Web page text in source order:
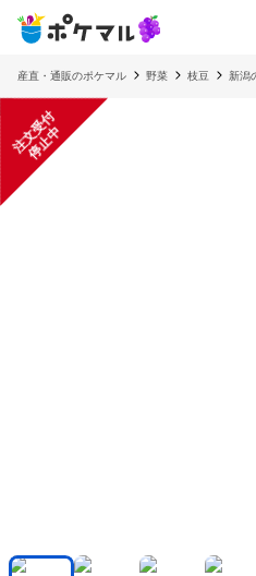
産直・通販のポケマル 野菜 枝豆 新潟
注
文
受
付
停
止
中